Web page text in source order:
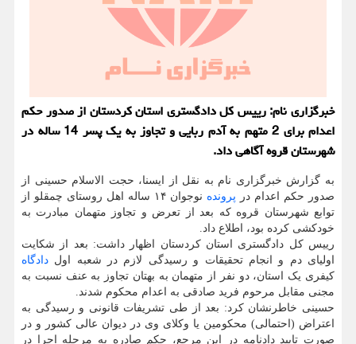
خبرگزاری نام: رییس کل دادگستری استان کردستان از صدور حکم
اعدام برای 2 متهم به آدم ربایی و تجاوز به یک پسر 14 ساله در
شهرستان قروه آگاهی داد.
به گزارش خبرگزاری نام به نقل از ایسنا، حجت الاسلام حسینی از
صدور حکم اعدام در پرونده
نوجوان ۱۴ ساله اهل روستای چمقلو از
توابع شهرستان قروه که بعد از تعرض و تجاوز متهمان مبادرت به
خودکشی کرده بود، اطلاع داد.
رییس کل دادگستری استان کردستان اظهار داشت: بعد از شکایت
اولیای دم و انجام تحقیقات و رسیدگی لازم در شعبه اول دادگاه
کیفری یک استان، دو نفر از متهمان به بهتان تجاوز به عنف نسبت به
مجنی مقابل مرحوم فرید صادقی به اعدام محکوم شدند.
حسینی خاطرنشان کرد: بعد از طی تشریفات قانونی و رسیدگی به
اعتراض (احتمالی) محکومین یا وکلای وی در دیوان عالی کشور و در
صورت تایید دادنامه در این مرجع، حکم صادره به مرحله اجرا در